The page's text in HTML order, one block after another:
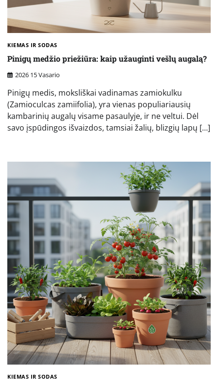
KIEMAS IR SODAS
Pinigų medžio priežiūra: kaip užauginti vešlų augalą?
2026 15 Vasario
Pinigų medis, moksliškai vadinamas zamiokulku
(Zamioculcas zamiifolia), yra vienas populiariausių
kambarinių augalų visame pasaulyje, ir ne veltui. Dėl
savo įspūdingos išvaizdos, tamsiai žalių, blizgių lapų […]
KIEMAS IR SODAS